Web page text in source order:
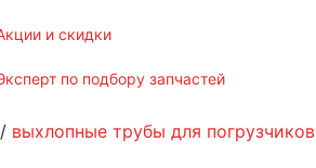
акции и скидки
эксперт по подбору запчастей
/ выхлопные трубы для погрузчиков